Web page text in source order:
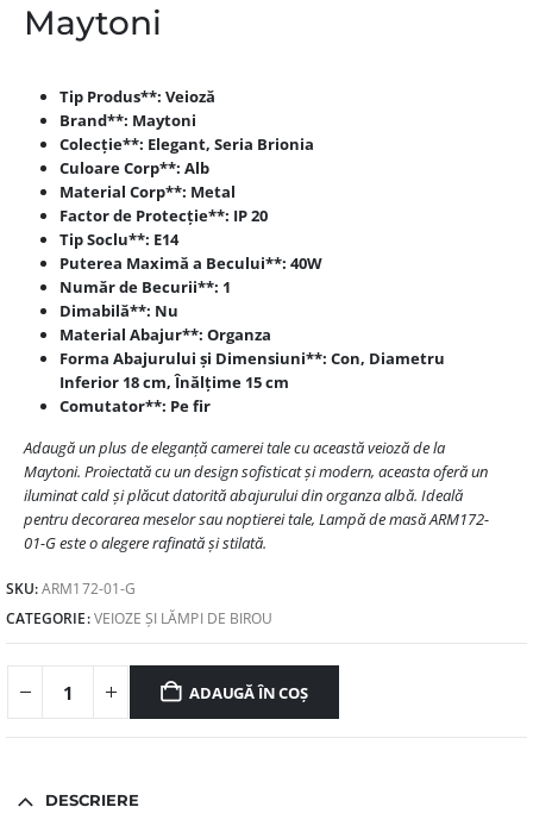
Maytoni
Tip Produs**: Veioză
Brand**: Maytoni
Colecție**: Elegant, Seria Brionia
Culoare Corp**: Alb
Material Corp**: Metal
Factor de Protecție**: IP 20
Tip Soclu**: E14
Puterea Maximă a Becului**: 40W
Număr de Becurii**: 1
Dimabilă**: Nu
Material Abajur**: Organza
Forma Abajurului și Dimensiuni**: Con, Diametru
Inferior 18 cm, Înălțime 15 cm
Comutator**: Pe fir
Adaugă un plus de eleganță camerei tale cu această veioză de la
Maytoni. Proiectată cu un design sofisticat și modern, aceasta oferă un
iluminat cald și plăcut datorită abajurului din organza albă. Ideală
pentru decorarea meselor sau noptierei tale, Lampă de masă ARM172-
01-G este o alegere rafinată și stilată.
SKU:ARM172-01-G
CATEGORIE:VEIOZE ȘI LĂMPI DE BIROU
ADAUGĂ ÎN COȘ
DESCRIERE